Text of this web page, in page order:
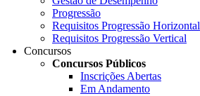
Progressão
Requisitos Progressão Horizontal
Requisitos Progressão Vertical
Concursos
Concursos Públicos
Inscrições Abertas
Em Andamento